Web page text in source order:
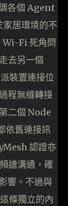
各個 Agent
居環境的不
Wi-Fi 死角問
去另一個
裝置連接位
程無縫轉接
二個 Node
依舊連接訊
認證亦
譜溝通，確
響。不過與
條獨立的內